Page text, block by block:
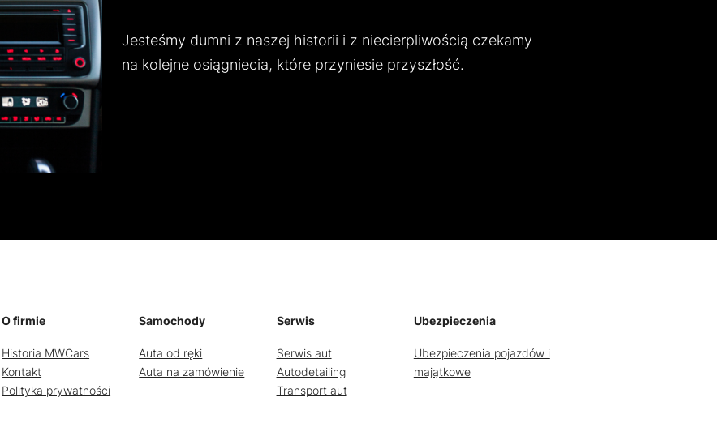
Jesteśmy dumni z naszej historii i z niecierpliwością czekamy
na kolejne osiągniecia, które przyniesie przyszłość.
O firmie
Historia MWCars
Kontakt
Polityka prywatności
Samochody
Auta od ręki
Auta na zamówienie
Serwis
Serwis aut
Autodetailing
Transport aut
Ubezpieczenia
Ubezpieczenia pojazdów i
majątkowe